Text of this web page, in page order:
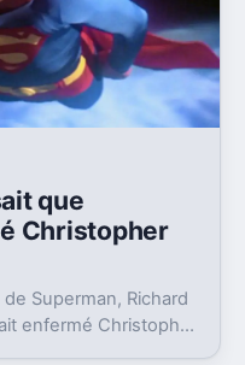
que
Christopher
Superman, Richard
enfermé Christopher